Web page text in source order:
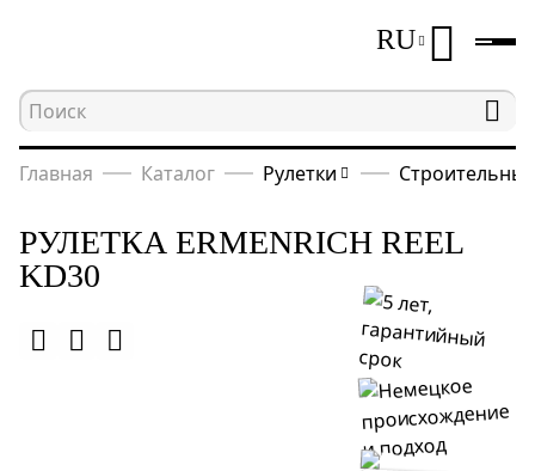
RU
Главная Каталог Рулетки
РУЛЕТКА ERMENRICH REEL
KD30